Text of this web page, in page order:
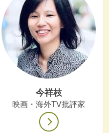
今祥枝
映画・海外TV批評家